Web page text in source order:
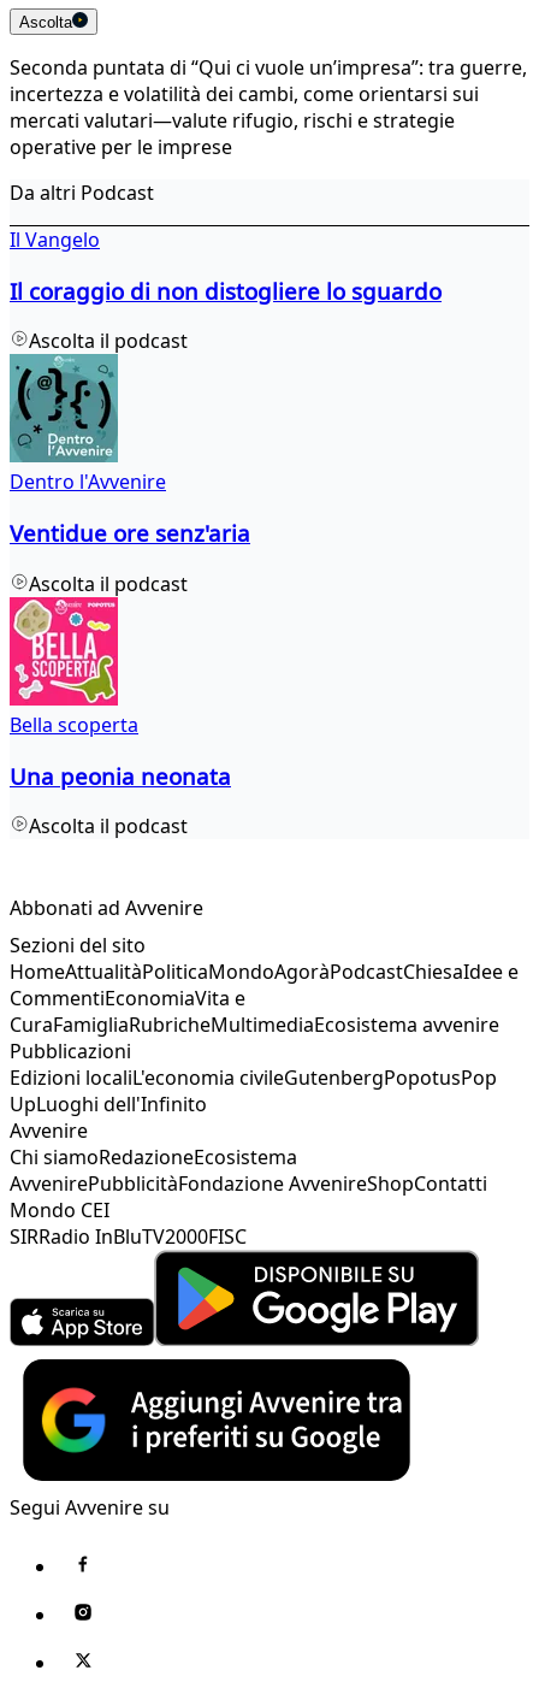
Ascolta
Seconda puntata di “Qui ci vuole un’impresa”: tra guerre,
incertezza e volatilità dei cambi, come orientarsi sui
mercati valutari—valute rifugio, rischi e strategie
operative per le imprese
Da altri Podcast
Il Vangelo
Il coraggio di non distogliere lo sguardo
Ascolta il podcast
Dentro l'Avvenire
Ventidue ore senz'aria
Ascolta il podcast
Bella scoperta
Una peonia neonata
Ascolta il podcast
Abbonati ad Avvenire
Sezioni del sito
HomeAttualitàPoliticaMondoAgoràPodcastChiesaIdee e
CommentiEconomiaVita e
CuraFamigliaRubricheMultimediaEcosistema avvenire
Pubblicazioni
Edizioni localiL'economia civileGutenbergPopotusPop
UpLuoghi dell'Infinito
Avvenire
Chi siamoRedazioneEcosistema
AvvenirePubblicitàFondazione AvvenireShopContatti
Mondo CEI
SIRRadio InBluTV2000FISC
Segui Avvenire su